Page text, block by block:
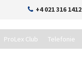
+4 021 316 1412
ProLex Club Telefonie